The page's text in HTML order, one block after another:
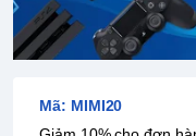
Mã: MIMI20